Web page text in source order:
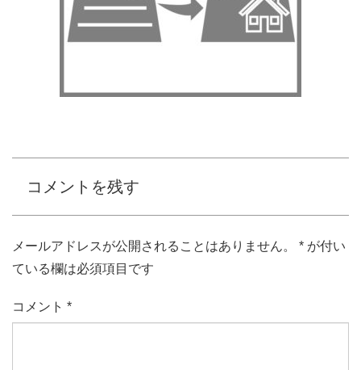
コメントを残す
メールアドレスが公開されることはありません。 * が付い
ている欄は必須項目です
コメント *